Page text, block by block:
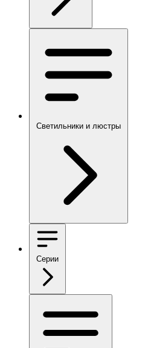
Светильники и люстры
Серии